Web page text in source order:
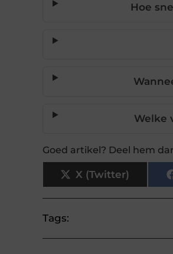
Hoe
Welke
Goed artikel? Deel hem
X (Twitter)
Tags: